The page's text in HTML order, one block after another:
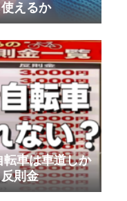
えるか
車は車道しか
則金